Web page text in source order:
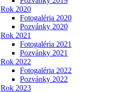
Rok 2020
Fotogaléria 2020
Pozvánky 2020
Rok 2021
Fotogaléria 2021
Pozvánky 2021
Rok 2022
Fotogaléria 2022
Pozvánky 2022
Rok 2023